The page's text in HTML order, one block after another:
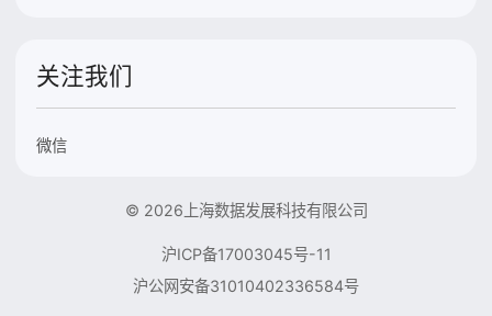
关注我们
微信
© 2026上海数据发展科技有限公司
沪ICP备17003045号-11
沪公网安备31010402336584号